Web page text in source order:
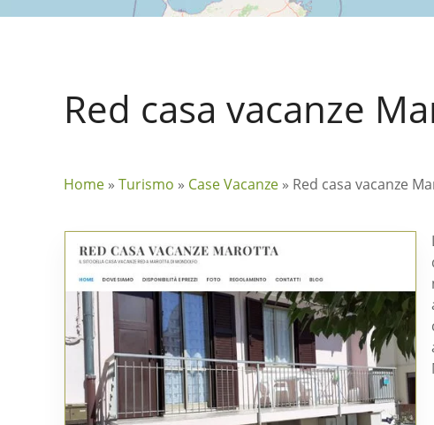
Red casa vacanze
Home » Turismo » Case Vacanze » Red casa vacanze